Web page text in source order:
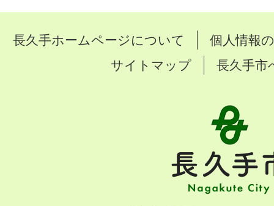
長久手ホームページについて
個人情報
サイトマップ
長久手市
手
市